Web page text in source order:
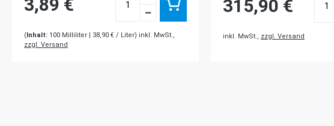
3,89 €
( Inhalt: 100 Milliliter | 38,90 € / Liter) inkl. MwSt.,
zzgl. Versand
315,90 €
inkl. MwSt., zzgl. Versand